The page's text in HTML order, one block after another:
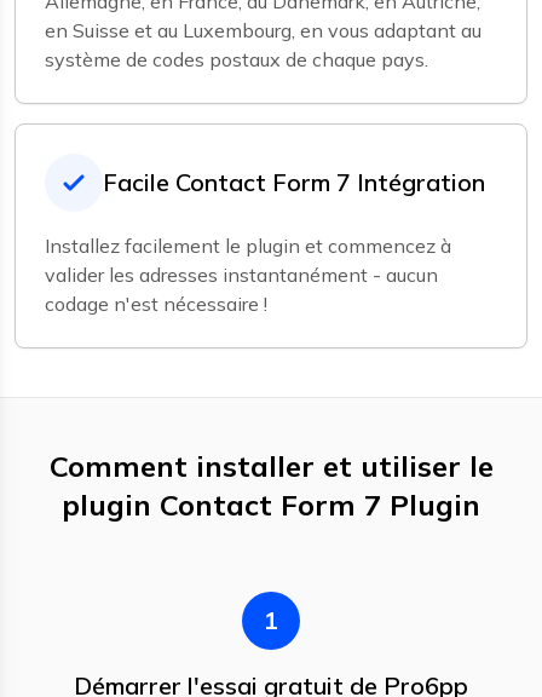
en Suisse et au Luxembourg, en vous adaptant au
système de codes postaux de chaque pays.
Facile Contact Form 7 Intégration
Installez facilement le plugin et commencez à
valider les adresses instantanément - aucun
codage n'est nécessaire !
Comment installer et utiliser le
plugin Contact Form 7 Plugin
1
Démarrer l'essai gratuit de Pro6pp